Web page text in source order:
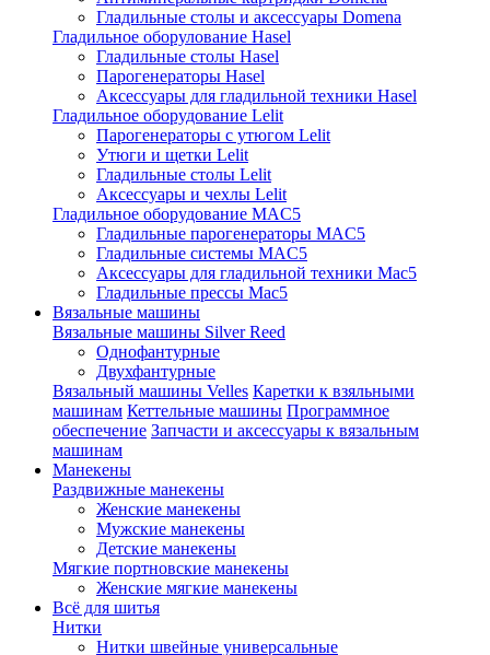
Гладильные столы и аксессуары Domena
Гладильное оборулование Hasel
Гладильные столы Hasel
Парогенераторы Hasel
Аксессуары для гладильной техники Hasel
Гладильное оборудование Lelit
Парогенераторы с утюгом Lelit
Утюги и щетки Lelit
Гладильные столы Lelit
Аксессуары и чехлы Lelit
Гладильное оборудование MAC5
Гладильные парогенераторы MAC5
Гладильные системы MAC5
Аксессуары для гладильной техники Mac5
Гладильные прессы Mac5
Вязальные машины
Вязальные машины Silver Reed
Однофантурные
Двухфантурные
Вязальный машины Velles Каретки к взяльными
машинам Кеттельные машины Программное
обеспечение Запчасти и аксессуары к вязальным
машинам
Манекены
Раздвижные манекены
Женские манекены
Мужские манекены
Детские манекены
Мягкие портновские манекены
Женские мягкие манекены
Всё для шитья
Нитки
Нитки швейные универсальные